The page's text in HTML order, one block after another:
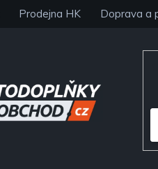
Prodejna HK Doprava a